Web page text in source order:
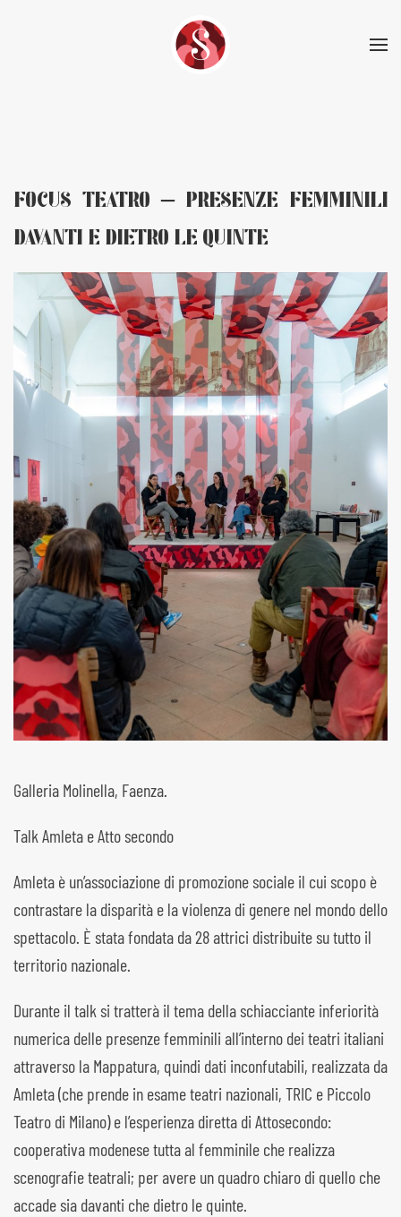
Skip to main content
FOCUS TEATRO – PRESENZE FEMMINILI
DAVANTI E DIETRO LE QUINTE
Galleria Molinella, Faenza.
Talk Amleta e Atto secondo
Amleta è un’associazione di promozione sociale il cui scopo è
contrastare la disparità e la violenza di genere nel mondo dello
spettacolo. È stata fondata da 28 attrici distribuite su tutto il
territorio nazionale.
Durante il talk si tratterà il tema della schiacciante inferiorità
numerica delle presenze femminili all’interno dei teatri italiani
attraverso la Mappatura, quindi dati inconfutabili, realizzata da
Amleta (che prende in esame teatri nazionali, TRIC e Piccolo
Teatro di Milano) e l’esperienza diretta di Attosecondo:
cooperativa modenese tutta al femminile che realizza
scenografie teatrali; per avere un quadro chiaro di quello che
accade sia davanti che dietro le quinte.